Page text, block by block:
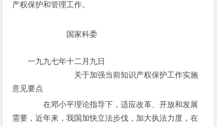
产权保护和管理工作。
国家科委
一九九七年十二月九日
关于加强当前知识产权保护工作实施
意见要点
在邓小平理论指导下，适应改革、开放和发展
需要，近年来，我国加快立法步伐，加大执法力度，在